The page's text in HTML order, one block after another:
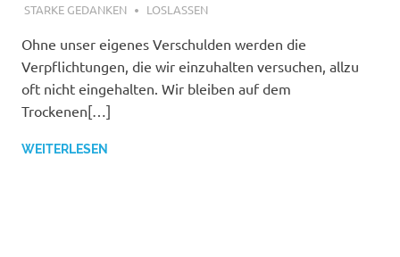
DEZEMBER 21, 2021
STARKE GEDANKEN LOSLASSEN
Ohne unser eigenes Verschulden werden die
Verpflichtungen, die wir einzuhalten versuchen, allzu
oft nicht eingehalten. Wir bleiben auf dem
Trockenen[…]
WEITERLESEN